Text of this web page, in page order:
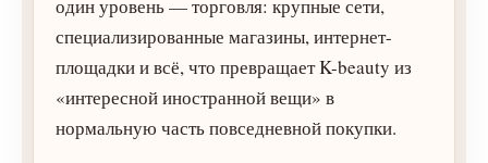
один уровень — торговля: крупные сети,
специализированные магазины, интернет-
площадки и всё, что превращает K-beauty из
«интересной иностранной вещи» в
нормальную часть повседневной покупки.